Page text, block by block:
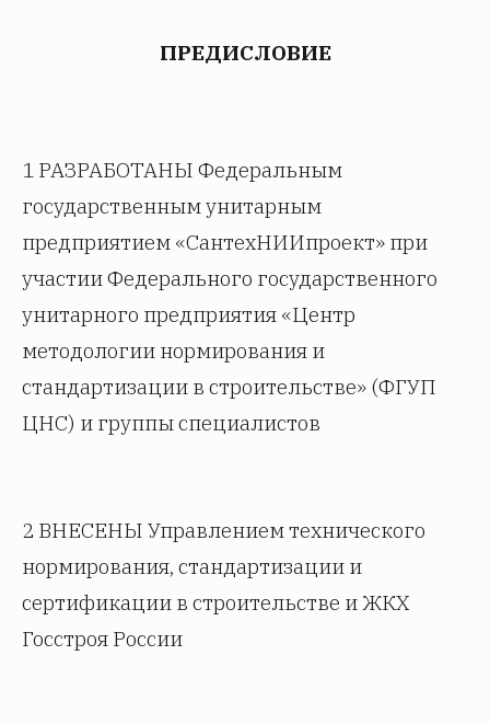
ПРЕДИСЛОВИЕ
1 РАЗРАБОТАНЫ Федеральным
государственным унитарным
предприятием «СантехНИИпроект» при
участии Федерального государственного
унитарного предприятия «Центр
методологии нормирования и
стандартизации в строительстве» (ФГУП
ЦНС) и группы специалистов
2 ВНЕСЕНЫ Управлением технического
нормирования, стандартизации и
сертификации в строительстве и ЖКХ
Госстроя России